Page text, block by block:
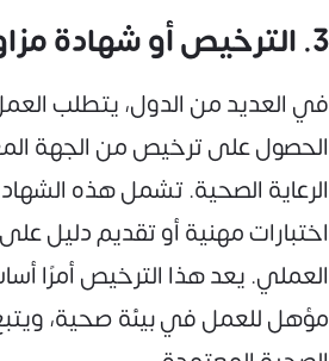
3. الترخيص أو شهادة مزاولة المهنة
في العديد من الدول، يتطلب
الحصول على ترخيص من الجهة
الرعاية الصحية. تشمل هذه
اختبارات مهنية أو تقديم دليل
العملي. يعد هذا الترخيص أمرًا
مؤهل للعمل في بيئة صحية،